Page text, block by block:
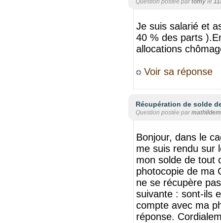
Question postée partomy le
Je suis salarié et
40 % des parts
allocations
Voir sa réponse
Récupération de solde
Question postée par
Bonjour, dans le
me suis rendu sur
mon solde de tout
photocopie de ma
ne se récupère
suivante : sont-ils
compte avec ma
réponse.